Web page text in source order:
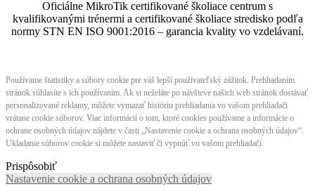
Oficiálne MikroTik certifikované školiace centrum s
kvalifikovanými trénermi ​​​​​​​​​​a certifikované školiace stredisko podľa
normy STN EN ISO 9001:2016 – garancia kvality vo vzdelávaní.
Používame štatistiky a súbory cookie pre váš lepší používateľský zážitok. Prehliadaním
stránok súhlasíte s ich používaním. Ak si neželáte po návšteve našich web stránok dostávať
personalizované reklamy, môžete vymazať históriu prehliadania vo vašom prehliadači
vrátane cookie súborov. Viac informácií o tom, ktoré cookies používame a informácie o
ochrane osobných údajov nájdete v časti „Nastavenie cookie a ochrana osobných údajov“.
Ukladanie súborov cookie si môžete nastaviť či vypnúť vo vašom prehliadači.
Prispôsobiť
Nastavenie cookie a ochrana osobných údajov